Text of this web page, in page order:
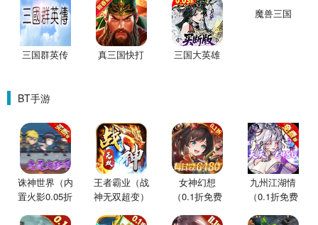
三国群英传 真三国快打 三国大英雄
魔兽三国
BT手游
诛神世界（内
置火影0.05折
王者霸业（战
神无双超变）
女神幻想
（0.1折免费
九州江湖情
（0.1折免费